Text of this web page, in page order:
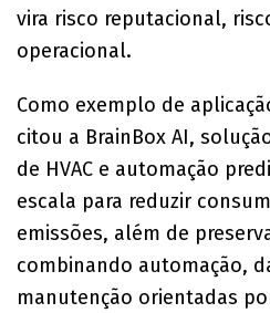
vira risco reputacional,
operacional.
Como exemplo de
citou a BrainBox AI,
de HVAC e automação
escala para reduzir
emissões, além de
combinando automação,
manutenção orientadas